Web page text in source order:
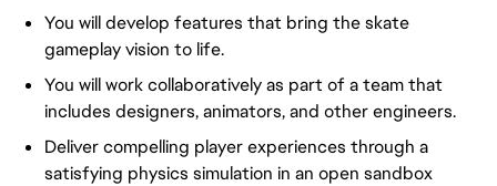
You will develop features that bring the skate
gameplay vision to life.
You will work collaboratively as part of a team that
includes designers, animators, and other engineers.
Deliver compelling player experiences through a
satisfying physics simulation in an open sandbox